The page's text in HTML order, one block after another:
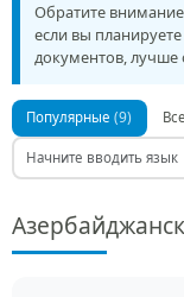
Обратите
если вы
документов,
Популярные(9) Все